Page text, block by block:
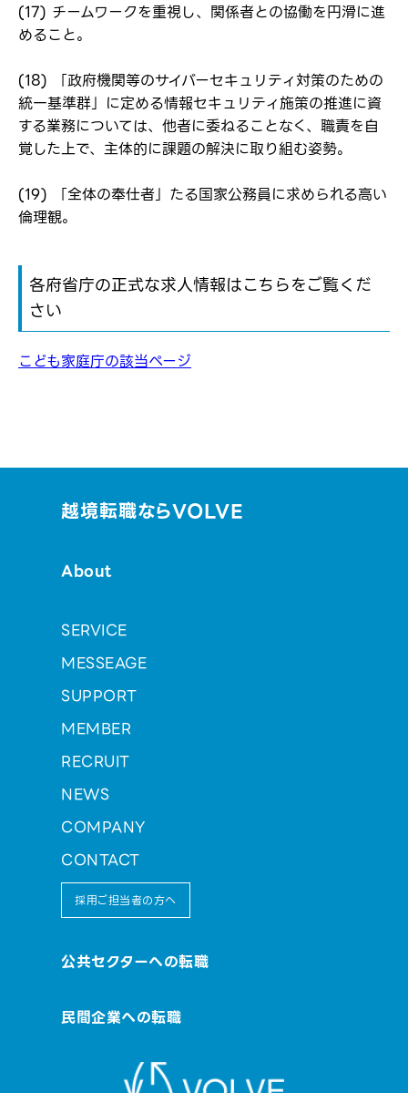
(17) チームワークを重視し、関係者との協働を円滑に進
めること。
(18) 「政府機関等のサイバーセキュリティ対策のための
統一基準群」に定める情報セキュリティ施策の推進に資
する業務については、他者に委ねることなく、職責を自
覚した上で、主体的に課題の解決に取り組む姿勢。
(19) 「全体の奉仕者」たる国家公務員に求められる高い
倫理観。
各府省庁の正式な求人情報はこちらをご覧くだ
さい
こども家庭庁の該当ページ
越境転職ならVOLVE
About
SERVICE
MESSEAGE
SUPPORT
MEMBER
RECRUIT
NEWS
COMPANY
CONTACT
採用ご担当者の方へ
公共セクターへの転職
民間企業への転職